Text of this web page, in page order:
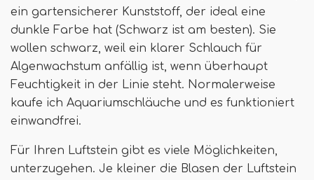
ein gartensicherer Kunststoff, der ideal eine
dunkle Farbe hat (Schwarz ist am besten). Sie
wollen schwarz, weil ein klarer Schlauch für
Algenwachstum anfällig ist, wenn überhaupt
Feuchtigkeit in der Linie steht. Normalerweise
kaufe ich Aquariumschläuche und es funktioniert
einwandfrei.
Für Ihren Luftstein gibt es viele Möglichkeiten,
unterzugehen. Je kleiner die Blasen der Luftstein